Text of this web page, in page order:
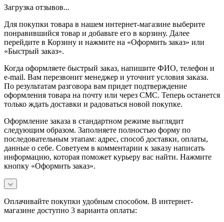
Загрузка отзывов...
Для покупки товара в нашем интернет-магазине выберите
понравившийся товар и добавьте его в корзину. Далее
перейдите в Корзину и нажмите на «Оформить заказ» или
«Быстрый заказ».
Когда оформляете быстрый заказ, напишите ФИО, телефон и
e-mail. Вам перезвонит менеджер и уточнит условия заказа.
По результатам разговора вам придет подтверждение
оформления товара на почту или через СМС. Теперь останется
только ждать доставки и радоваться новой покупке.
Оформление заказа в стандартном режиме выглядит
следующим образом. Заполняете полностью форму по
последовательным этапам: адрес, способ доставки, оплаты,
данные о себе. Советуем в комментарии к заказу написать
информацию, которая поможет курьеру вас найти. Нажмите
кнопку «Оформить заказ».
Оплачивайте покупки удобным способом. В интернет-
магазине доступно 3 варианта оплаты: